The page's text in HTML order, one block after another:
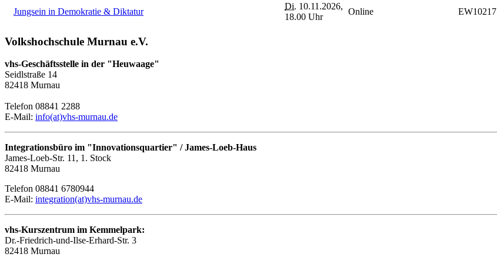
Jungsein in Demokratie & Diktatur
Di. 10.11.2026,
18.00 Uhr
Online EW10217
Volkshochschule Murnau e.V.
vhs-Geschäftsstelle in der "Heuwaage"
Seidlstraße 14
82418 Murnau
Telefon 08841 2288
E-Mail: info(at)vhs-murnau.de
Integrationsbüro im "Innovationsquartier" / James-Loeb-Haus
James-Loeb-Str. 11, 1. Stock
82418 Murnau
Telefon 08841 6780944
E-Mail: integration(at)vhs-murnau.de
vhs-Kurszentrum im Kemmelpark:
Dr.-Friedrich-und-Ilse-Erhard-Str. 3
82418 Murnau